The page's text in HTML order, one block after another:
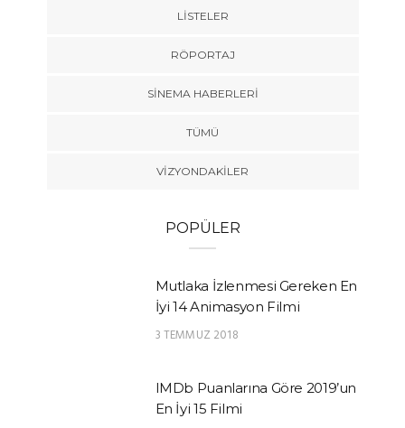
LISTELER
RÖPORTAJ
SINEMA HABERLERI
TÜMÜ
VIZYONDAKILER
POPÜLER
Mutlaka İzlenmesi Gereken En
İyi 14 Animasyon Filmi
3 TEMMUZ 2018
IMDb Puanlarına Göre 2019’un
En İyi 15 Filmi